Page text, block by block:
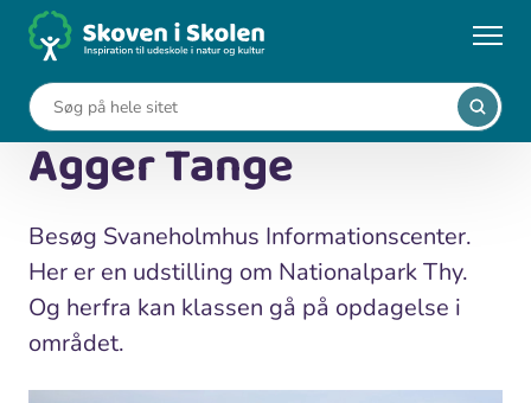
... Kort Svaneholmhus på Agger Tange
Svaneholmhus på
Agger Tange
Besøg Svaneholmhus Informationscenter.
Her er en udstilling om Nationalpark Thy.
Og herfra kan klassen gå på opdagelse i
området.